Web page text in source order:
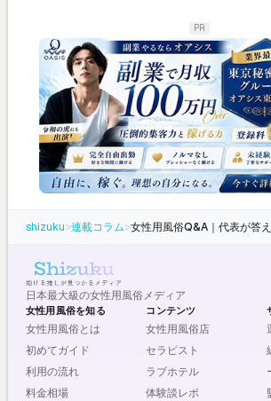
PR
shizuku>連載コラム>
日本最大級の女性用風俗メディア
女性用風俗を知る
女性用風俗とは
初めてガイド
利用の流れ
料金相場
コンテンツ
女性用風俗店
セラピスト
ラブホテル
体験談レポ